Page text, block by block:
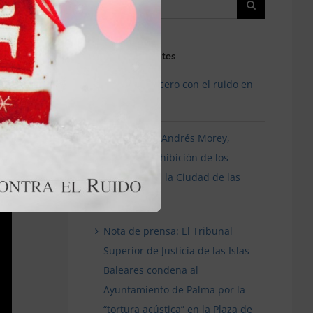
Entradas recientes
¿Tolerancia cero con el ruido en
Entrevista a Andrés Morey,
sobre la prohibición de los
festivales en la Ciudad de las
Artes
Nota de prensa: El Tribunal
Superior de Justicia de las Islas
Baleares condena al
Ayuntamiento de Palma por la
“tortura acústica” en la Plaza de